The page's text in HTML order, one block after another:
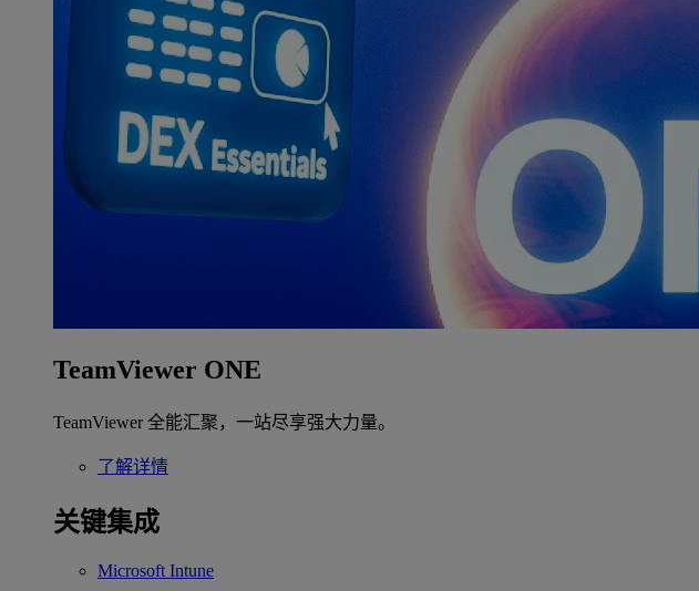
TeamViewer ONE
TeamViewer 全能汇聚，一站尽享强大力量。
了解详情
关键集成
Microsoft Intune